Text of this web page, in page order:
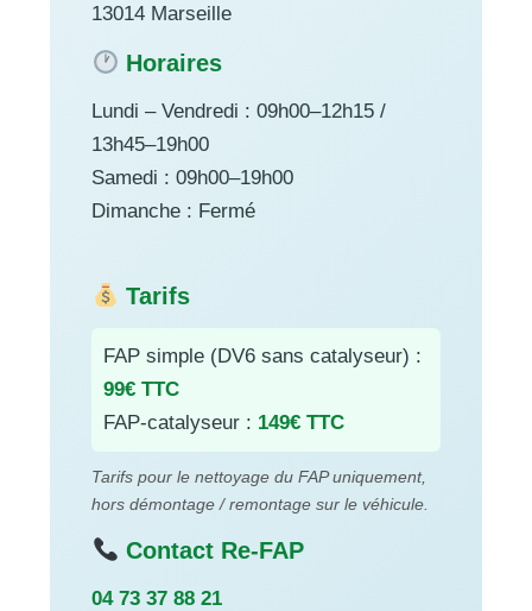
13014 Marseille
Horaires
Lundi – Vendredi : 09h00–12h15 /
13h45–19h00
Samedi : 09h00–19h00
Dimanche : Fermé
Tarifs
FAP simple (DV6 sans catalyseur) :
99€ TTC
FAP-catalyseur : 149€ TTC
Tarifs pour le nettoyage du FAP uniquement,
hors démontage / remontage sur le véhicule.
Contact Re-FAP
04 73 37 88 21